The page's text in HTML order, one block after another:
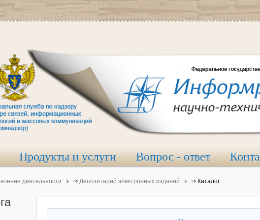
Продукты и услуги Вопрос - ответ
деятельности ⇒ Депозитарий электронных изданий ⇒ Каталог